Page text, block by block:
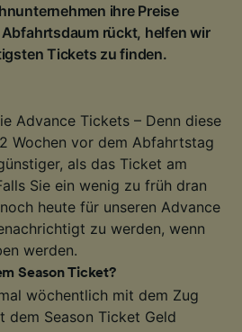
ihre Preise
rückt, helfen wir
Tickets zu finden.
Advance Tickets – Denn diese
Wochen vor dem Abfahrtstag
als das Ticket am
Sie ein wenig zu früh dran
heute für unseren Advance
zu werden, wenn
werden.
Season Ticket?
wöchentlich mit dem Zug
dem Season Ticket Geld